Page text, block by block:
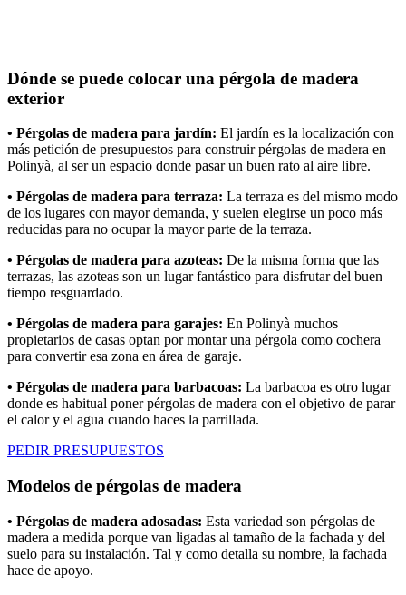
Dónde se puede colocar una pérgola de madera
exterior
• Pérgolas de madera para jardín: El jardín es la localización con
más petición de presupuestos para construir pérgolas de madera en
Polinyà, al ser un espacio donde pasar un buen rato al aire libre.
• Pérgolas de madera para terraza: La terraza es del mismo modo
de los lugares con mayor demanda, y suelen elegirse un poco más
reducidas para no ocupar la mayor parte de la terraza.
• Pérgolas de madera para azoteas: De la misma forma que las
terrazas, las azoteas son un lugar fantástico para disfrutar del buen
tiempo resguardado.
• Pérgolas de madera para garajes: En Polinyà muchos
propietarios de casas optan por montar una pérgola como cochera
para convertir esa zona en área de garaje.
• Pérgolas de madera para barbacoas: La barbacoa es otro lugar
donde es habitual poner pérgolas de madera con el objetivo de parar
el calor y el agua cuando haces la parrillada.
PEDIR PRESUPUESTOS
Modelos de pérgolas de madera
• Pérgolas de madera adosadas: Esta variedad son pérgolas de
madera a medida porque van ligadas al tamaño de la fachada y del
suelo para su instalación. Tal y como detalla su nombre, la fachada
hace de apoyo.